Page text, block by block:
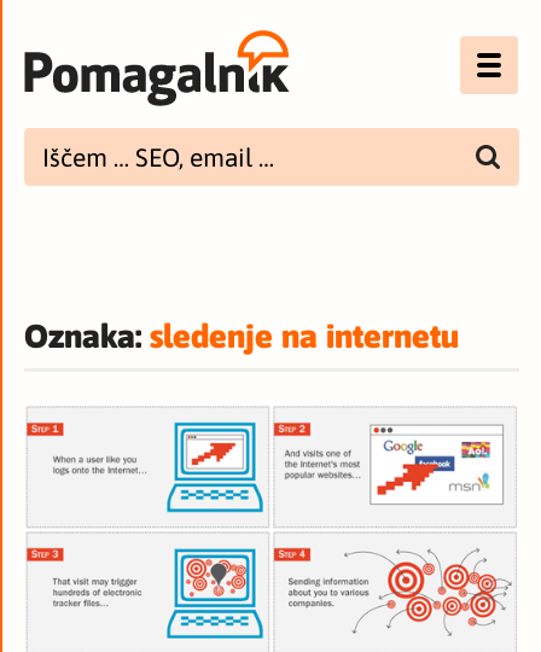
UX
Spletna dostopnost
Imenik
PODCAST
Oznaka:sledenje na internetu